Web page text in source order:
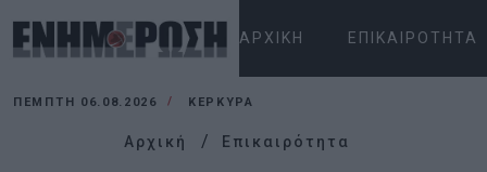
ΑΡΧΙΚΉ ΕΠΙΚΑΙΡΌΤΗΤΑ
ΠΈΜΠΤΗ 06.08.2026 ΚΕΡΚΥΡΑ
Αρχική Επικαιρότητα